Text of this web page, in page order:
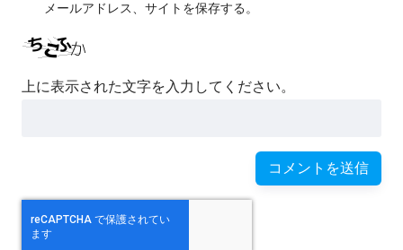
メールアドレス、サイトを保存する。
上に表示された文字を入力してください。